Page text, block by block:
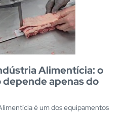
Alimentícia: o
apenas do
é um dos equipamentos